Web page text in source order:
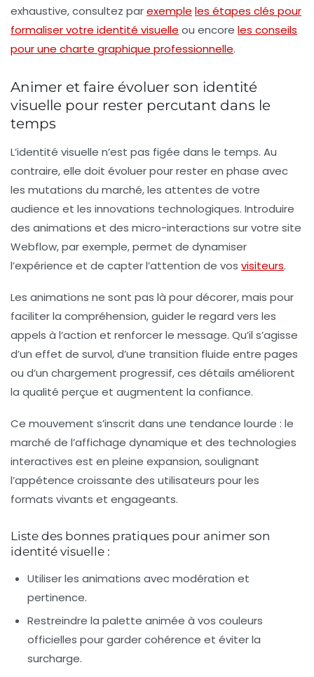
exhaustive, consultez parexemple les étapes clés pour
formaliser votre identité visuelle ou encore les conseils
pour une charte graphique professionnelle.
Animer et faire évoluer son identité
visuelle pour rester percutant dans le
temps
L’identité visuelle n’est pas figée dans le temps. Au
contraire, elle doit évoluer pour rester en phase avec
les mutations du marché, les attentes de votre
audience et les innovations technologiques. Introduire
des animations et des micro-interactions sur votre site
Webflow, par exemple, permet de dynamiser
l’expérience et de capter l’attention de vos visiteurs.
Les animations ne sont pas là pour décorer, mais pour
faciliter la compréhension, guider le regard vers les
appels à l’action et renforcer le message. Qu’il s’agisse
d’un effet de survol, d’une transition fluide entre pages
ou d’un chargement progressif, ces détails améliorent
la qualité perçue et augmentent la confiance.
Ce mouvement s’inscrit dans une tendance lourde : le
marché de l’affichage dynamique et des technologies
interactives est en pleine expansion, soulignant
l’appétence croissante des utilisateurs pour les
formats vivants et engageants.
Liste des bonnes pratiques pour animer son
identité visuelle :
Utiliser les animations avec modération et
pertinence.
Restreindre la palette animée à vos couleurs
officielles pour garder cohérence et éviter la
surcharge.